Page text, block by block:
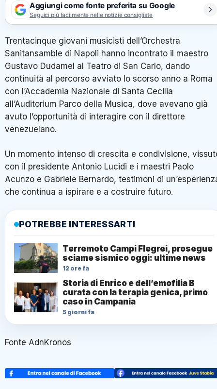
Aggiungi come fonte preferita su Google
Seguici più facilmente nelle notizie consigliate
Trentacinque giovani musicisti dell’Orchestra
Sanitansamble di Napoli hanno incontrato il maestro
Gustavo Dudamel al Teatro di San Carlo, dando
continuità al percorso avviato lo scorso anno a Roma
con l’Accademia Nazionale di Santa Cecilia
all’Auditorium Parco della Musica, dove avevano già
avuto l’opportunità di interagire con il direttore
venezuelano.
Un momento intenso di crescita e condivisione,
con il presidente Antonio Lucidi e i maestri Paolo
Acunzo e Gabriele Bernardo, testimoni di
che continua a ispirare e a costruire futuro.
POTREBBE INTERESSARTI
Terremoto Campi Flegrei, prosegue
sciame sismico oggi: ultime news
12 ore fa
Storia di Enrico e dell’emofilia B
curata con la terapia genica, primo
caso in Campania
5 giorni fa
Fonte AdnKronos